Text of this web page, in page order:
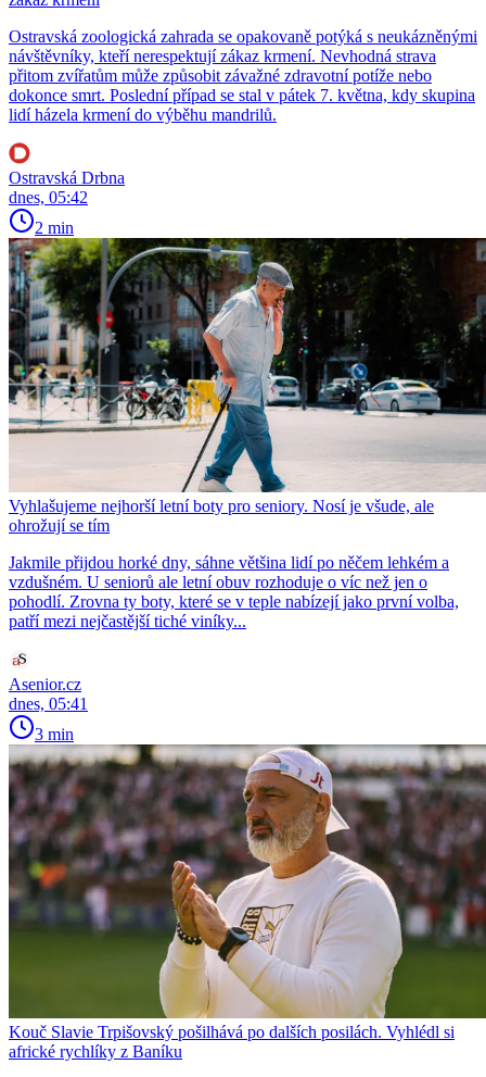
Ostravská zoologická zahrada se opakovaně potýká s neukázněnými
návštěvníky, kteří nerespektují zákaz krmení. Nevhodná strava
přitom zvířatům může způsobit závažné zdravotní potíže nebo
dokonce smrt. Poslední případ se stal v pátek 7. května, kdy skupina
lidí házela krmení do výběhu mandrilů.
Ostravská Drbna
dnes, 05:42
2 min
Vyhlašujeme nejhorší letní boty pro seniory. Nosí je všude, ale
ohrožují se tím
Jakmile přijdou horké dny, sáhne většina lidí po něčem lehkém a
vzdušném. U seniorů ale letní obuv rozhoduje o víc než jen o
pohodlí. Zrovna ty boty, které se v teple nabízejí jako první volba,
patří mezi nejčastější tiché viníky...
Asenior.cz
dnes, 05:41
3 min
Kouč Slavie Trpišovský pošilhává po dalších posilách. Vyhlédl si
africké rychlíky z Baníku